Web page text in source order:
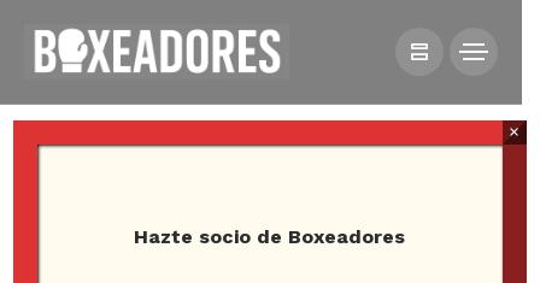
Hazte socio de Boxeadores
×